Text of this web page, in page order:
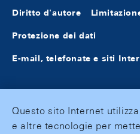
Diritto d'autore
Protezione dei dati
E-mail, telefonate e siti
Questo sito Internet
e altre tecnologie per